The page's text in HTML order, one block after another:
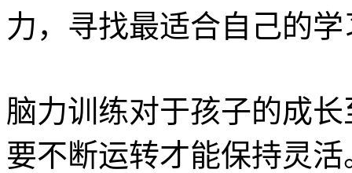
力，寻找最适合自己的
脑力训练对于孩子的成
要不断运转才能保持灵